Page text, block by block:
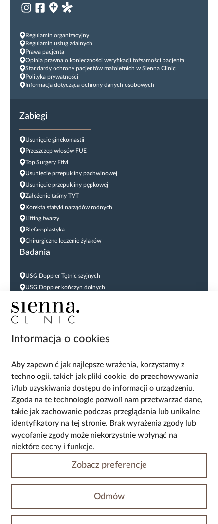
Regulamin organizacyjny
Regulamin usług zdalnych
Prawa pacjenta
Opinia prawna o konieczności weryfikacji tożsamości pacjenta
Standardy ochrony pacjentów małoletnich w Sienna Clinic
Polityka prywatności
Informacja dotycząca ochrony danych osobowych
Zabiegi
Usunięcie ginekomastii
Przeszczep włosów FUE
Top Surgery FtM
Usunięcie przepukliny pachwinowej
Usunięcie przepukliny pępkowej
Założenie taśmy TVT
Korekta statyki narządów rodnych
Lifting twarzy
Blefaroplastyka
Chirurgiczne leczenie żylaków
Badania
USG Doppler Tętnic szyjnych
USG Doppler kończyn dolnych
USG tarczycy
Biopsja kanału szyjki macicy
USG ginekologiczne
Biopsja cienkoigłowa tarczycy
USG układu moczowego
Wskazania
Wypadanie włosów
Przerost piersi (ginekomastia)
Korekta płci
Przepuklina
Żylaki kończyn dolnych
Nietrzymanie moczu
Informacja o cookies
Aby zapewnić jak najlepsze wrażenia, korzystamy z
technologii, takich jak pliki cookie, do przechowywania
i/lub uzyskiwania dostępu do informacji o urządzeniu.
Zgoda na te technologie pozwoli nam przetwarzać dane,
takie jak zachowanie podczas przeglądania lub unikalne
identyfikatory na tej stronie. Brak wyrażenia zgody lub
wycofanie zgody może niekorzystnie wpłynąć na
niektóre cechy i funkcje.
Zobacz preferencje
Odmów